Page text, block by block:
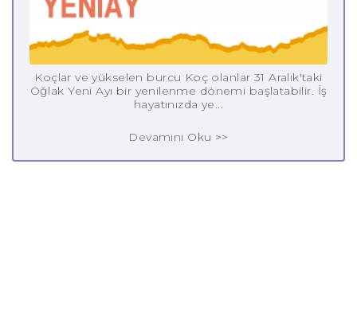
Koçlar ve yükselen burcu Koç olanlar 31 Aralık'taki
Oğlak Yeni Ayı bir yenilenme dönemi başlatabilir. İş
hayatınızda ye...
Devamını Oku >>